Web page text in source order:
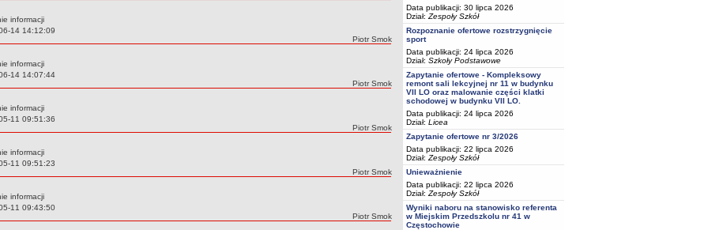
informacji
14 14:12:09
Autor:
Piotr Smok
informacji
14 14:07:44
Autor:
Piotr Smok
informacji
11 09:51:36
Autor:
Piotr Smok
informacji
11 09:51:23
Autor:
Piotr Smok
informacji
11 09:43:50
Autor:
Piotr Smok
Data publikacji: 30 lipca 2026
Dział: Zespoły Szkół
Rozpoznanie ofertowe rozstrzygnięcie
sport
Data publikacji: 24 lipca 2026
Dział: Szkoły Podstawowe
Zapytanie ofertowe - Kompleksowy
remont sali lekcyjnej nr 11 w budynku
VII LO oraz malowanie części klatki
schodowej w budynku VII LO.
Data publikacji: 24 lipca 2026
Dział: Licea
Zapytanie ofertowe nr 3/2026
Data publikacji: 22 lipca 2026
Dział: Zespoły Szkół
Unieważnienie
Data publikacji: 22 lipca 2026
Dział: Zespoły Szkół
Wyniki naboru na stanowisko referenta
w Miejskim Przedszkolu nr 41 w
Częstochowie